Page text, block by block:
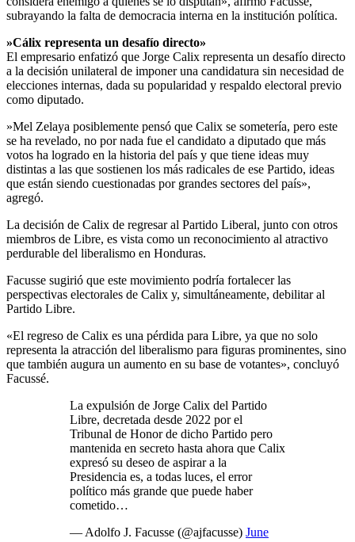
subrayando la falta de democracia interna en la institución política.
»Cálix representa un desafío directo»
El empresario enfatizó que Jorge Calix representa un desafío directo
a la decisión unilateral de imponer una candidatura sin necesidad de
elecciones internas, dada su popularidad y respaldo electoral previo
como diputado.
»Mel Zelaya posiblemente pensó que Calix se sometería, pero este
se ha revelado, no por nada fue el candidato a diputado que más
votos ha logrado en la historia del país y que tiene ideas muy
distintas a las que sostienen los más radicales de ese Partido, ideas
que están siendo cuestionadas por grandes sectores del país»,
agregó.
La decisión de Calix de regresar al Partido Liberal, junto con otros
miembros de Libre, es vista como un reconocimiento al atractivo
perdurable del liberalismo en Honduras.
Facusse sugirió que este movimiento podría fortalecer las
perspectivas electorales de Calix y, simultáneamente, debilitar al
Partido Libre.
«El regreso de Calix es una pérdida para Libre, ya que no solo
representa la atracción del liberalismo para figuras prominentes, sino
que también augura un aumento en su base de votantes», concluyó
Facussé.
La expulsión de Jorge Calix del Partido
Libre, decretada desde 2022 por el
Tribunal de Honor de dicho Partido pero
mantenida en secreto hasta ahora que Calix
expresó su deseo de aspirar a la
Presidencia es, a todas luces, el error
político más grande que puede haber
cometido…
— Adolfo J. Facusse (@ajfacusse) June